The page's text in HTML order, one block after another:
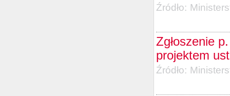
Źródło:
Zgłoszenie
projektem
Źródło: